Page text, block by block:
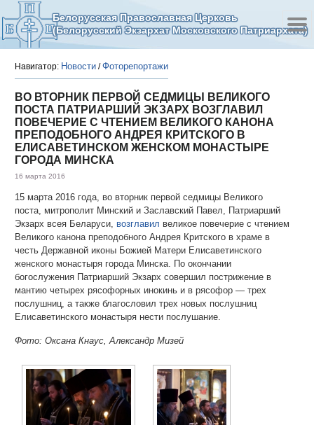
Белорусская Православная Церковь
(Белорусский Экзархат Московского Патриархата)
Навигатор: Новости /Фоторепортажи
ВО ВТОРНИК ПЕРВОЙ СЕДМИЦЫ ВЕЛИКОГО
ПОСТА ПАТРИАРШИЙ ЭКЗАРХ ВОЗГЛАВИЛ
ПОВЕЧЕРИЕ С ЧТЕНИЕМ ВЕЛИКОГО КАНОНА
ПРЕПОДОБНОГО АНДРЕЯ КРИТСКОГО В
ЕЛИСАВЕТИНСКОМ ЖЕНСКОМ МОНАСТЫРЕ
ГОРОДА МИНСКА
16 марта 2016
15 марта 2016 года, во вторник первой седмицы Великого
поста, митрополит Минский и Заславский Павел, Патриарший
Экзарх всея Беларуси, возглавил великое повечерие с чтением
Великого канона преподобного Андрея Критского в храме в
честь Державной иконы Божией Матери Елисаветинского
женского монастыря города Минска. По окончании
богослужения Патриарший Экзарх совершил пострижение в
мантию четырех рясофорных инокинь и в рясофор — трех
послушниц, а также благословил трех новых послушниц
Елисаветинского монастыря нести послушание.
Фото: Оксана Кнаус, Александр Мизей